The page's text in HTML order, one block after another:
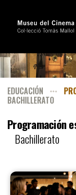
EDUCACIÓN
BACHILLERATO
Programación
Bachillerato